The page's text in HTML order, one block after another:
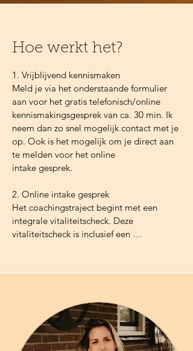
Hoe werkt het?
1. Vrijblijvend kennismaken
Meld je via het onderstaande formulier
aan voor het gratis telefonisch/online
kennismakingsgesprek van ca. 30 min. Ik
neem dan zo snel mogelijk contact met je
op. Ook is het mogelijk om je direct aan
te melden voor het online
intake gesprek.
2. Online intake gesprek
Het coachingstraject begint met een
integrale vitaliteitscheck. Deze
vitaliteitscheck is inclusief een
het online intakegesprek na ongeveer 1
Tijdens het intakegesprek leren wij elkaar
beter kennen en bespreken we de analyse
van jouw vitaliteitscheck en het